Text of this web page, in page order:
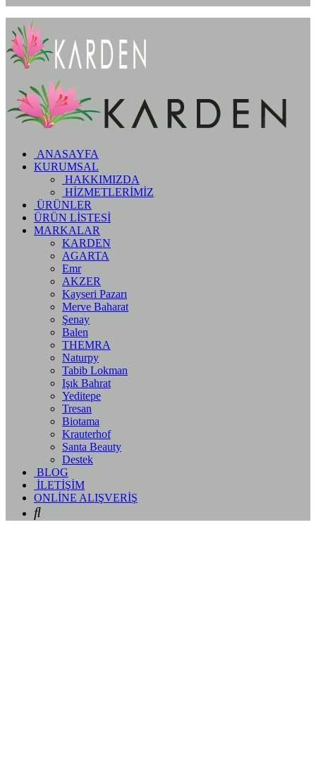
ANASAYFA
KURUMSAL
HAKKIMIZDA
HİZMETLERİMİZ
ÜRÜNLER
ÜRÜN LİSTESİ
MARKALAR
KARDEN
AGARTA
Emr
AKZER
Kayseri Pazarı
Merve Baharat
Şenay
Balen
THEMRA
Naturpy
Tabib Lokman
Işık Bahrat
Yeditepe
Tresan
Biotama
Krauterhof
Santa Beauty
Destek
BLOG
İLETİŞİM
ONLİNE ALIŞVERİŞ